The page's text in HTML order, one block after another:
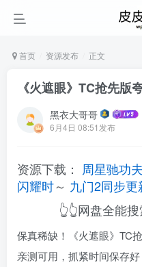
首页 资源发布 正文
《火遮眼》TC抢先版
黑衣大哥哥
6月4日 08:51发布
资源下载： 周星驰功
闪耀时～ 九门2同步更
👆👆网盘全能
保真稀缺！《火遮眼》TC
亲测可用，抓紧时间保存好